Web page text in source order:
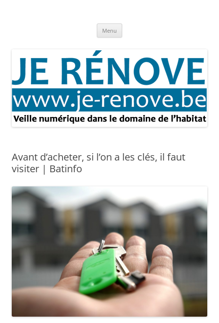
Menu
Avant d’acheter, si l’on a les clés, il faut
visiter | Batinfo